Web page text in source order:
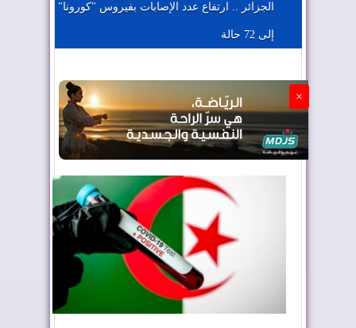
الجزائر تستسلم لفرنسا
الجزائر .. ارتفاع عدد الإصابات بفيروس "كورونا"
إلى 72 حالة
×